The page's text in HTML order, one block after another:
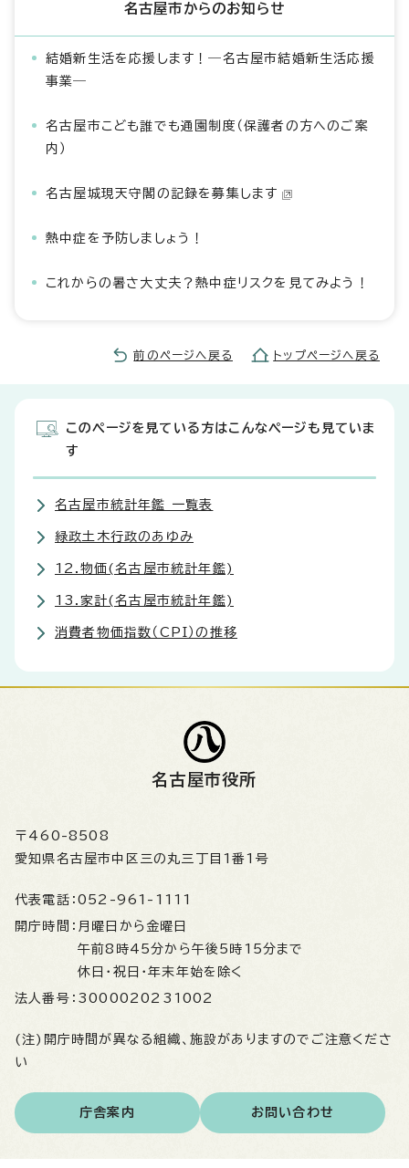
名古屋市からのお知らせ
結婚新生活を応援します！―名古屋市結婚新生活応援
事業―
名古屋市こども誰でも通園制度（保護者の方へのご案
内）
名古屋城現天守閣の記録を募集します
熱中症を予防しましょう！
これからの暑さ大丈夫？熱中症リスクを見てみよう！
前のページへ戻る トップページへ戻る
このページを見ている方はこんなページも見ていま
す
名古屋市統計年鑑 一覧表
緑政土木行政のあゆみ
12.物価(名古屋市統計年鑑)
13.家計(名古屋市統計年鑑)
消費者物価指数（CPI）の推移
名古屋市役所
〒460-8508
愛知県名古屋市中区三の丸三丁目1番1号
代表電話： 052-961-1111
開庁時間： 月曜日から金曜日
午前8時45分から午後5時15分まで
休日・祝日・年末年始を除く
法人番号： 3000020231002
(注)開庁時間が異なる組織、施設がありますのでご注意くださ
い
庁舎案内 お問い合わせ